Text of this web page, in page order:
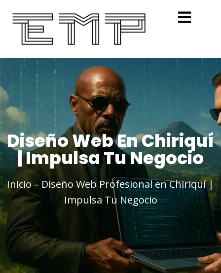
Diseño Web En Chiriquí
| Impulsa Tu Negocio
Inicio – Diseño Web Profesional en Chiriquí |
Impulsa Tu Negocio